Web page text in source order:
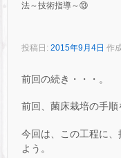
法～技術指導～⑬
投稿日: 2015年9月4日 作
前回の続き・・・。
前回、菌床栽培の手順
今回は、この工程に
よう。